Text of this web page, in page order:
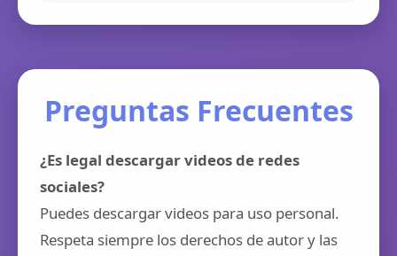
Preguntas Frecuentes
¿Es legal descargar videos de redes
sociales?
Puedes descargar videos para uso personal.
Respeta siempre los derechos de autor y las